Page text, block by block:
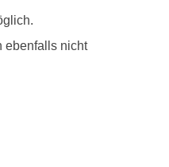
ebenfalls nicht